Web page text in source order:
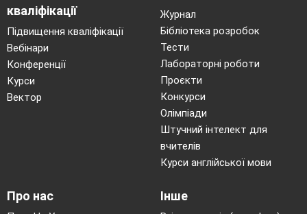
кваліфікації
Підвищення кваліфікації
Вебінари
Конференції
Курси
Вектор
Журнал
Бібліотека розробок
Тести
Лабораторні роботи
Проєкти
Конкурси
Олімпіади
Штучний інтелект для
вчителів
Курси англійської мови
Про нас Інше